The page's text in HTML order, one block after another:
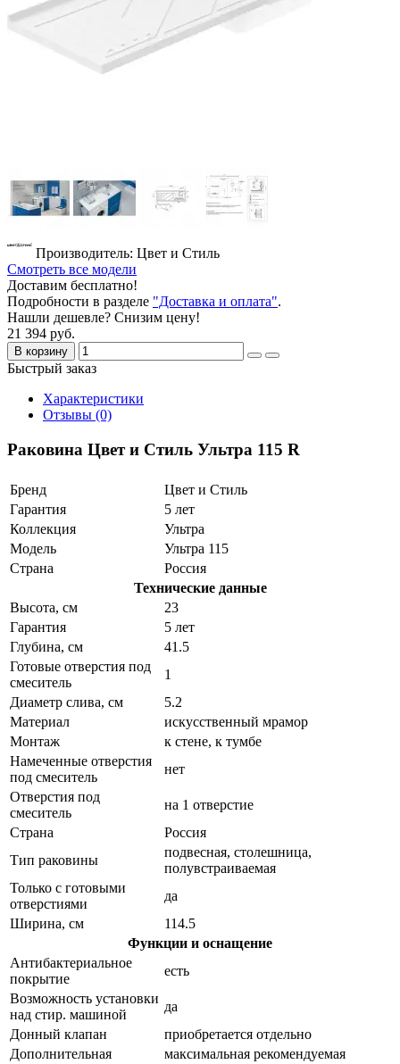
Производитель: Цвет и Стиль
Смотреть все модели
Доставим бесплатно!
Подробности в разделе "Доставка и оплата".
Нашли дешевле? Снизим цену!
21 394 руб.
В корзину
Быстрый заказ
Характеристики
Отзывы (0)
Раковина Цвет и Стиль Ультра 115 R
Бренд
Цвет и Стиль
Гарантия
5 лет
Коллекция
Ультра
Модель
Ультра 115
Страна
Россия
Технические данные
Высота, см
23
Гарантия
5 лет
Глубина, см
41.5
Готовые отверстия под
смеситель
1
Диаметр слива, см
5.2
Материал
искусственный мрамор
Монтаж
к стене, к тумбе
Намеченные отверстия
под смеситель
нет
Отверстия под
смеситель
на 1 отверстие
Страна
Россия
Тип раковины
подвесная, столешница,
полувстраиваемая
Только с готовыми
отверстиями
да
Ширина, см
114.5
Функции и оснащение
Антибактериальное
покрытие
есть
Возможность установки
над стир. машиной
да
Донный клапан
приобретается отдельно
Дополнительная
максимальная рекомендуемая